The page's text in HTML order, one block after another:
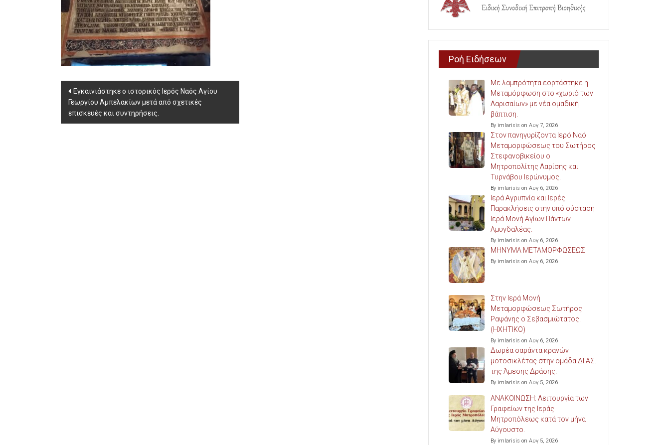
Post
navigation
Εγκαινιάστηκε ο ιστορικός Ιερός Ναός Αγίου
Γεωργίου Αμπελακίων μετά από σχετικές
επισκευές και συντηρήσεις.
Ροή Ειδήσεων
Με λαμπρότητα εορτάστηκε η
Μεταμόρφωση στο «χωριό των
Λαρισαίων» με νέα ομαδική
βάπτιση.
By imlarisis on Αυγ 7, 2026
Στον πανηγυρίζοντα Ιερό Ναό
Μεταμορφώσεως του Σωτήρος
Στεφανοβικείου ο
Μητροπολίτης Λαρίσης και
Τυρνάβου Ιερώνυμος.
By imlarisis on Αυγ 6, 2026
Ιερά Αγρυπνία και Ιερές
Παρακλήσεις στην υπό σύσταση
Ιερά Μονή Αγίων Πάντων
Αμυγδαλέας.
By imlarisis on Αυγ 6, 2026
ΜΗΝΥΜΑ ΜΕΤΑΜΟΡΦΩΣΕΩΣ
By imlarisis on Αυγ 6, 2026
Στην Ιερά Μονή
Μεταμορφώσεως Σωτήρος
Ραψάνης ο Σεβασμιώτατος.
(ΗΧΗΤΙΚΟ)
By imlarisis on Αυγ 6, 2026
Δωρέα σαράντα κρανών
μοτοσικλέτας στην ομάδα ΔΙ.ΑΣ.
της Άμεσης Δράσης.
By imlarisis on Αυγ 5, 2026
ΑΝΑΚΟΙΝΩΣΗ: Λειτουργία των
Γραφείων της Ιεράς
Μητροπόλεως κατά τον μήνα
Αύγουστο.
By imlarisis on Αυγ 5, 2026